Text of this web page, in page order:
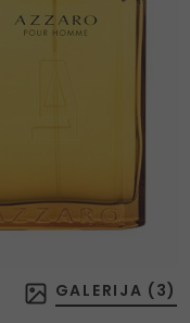
GALERIJA ( 3)